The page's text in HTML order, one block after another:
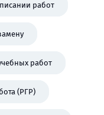
работ
работ
(РГР)